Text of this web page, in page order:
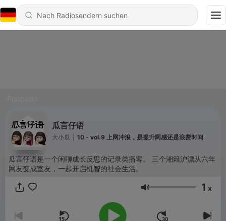
瓜言仔语
大小瓜 10 - vol.9 上网冲浪，是提升网感还是浪费时间
瓜言仔语是一个闲聊成长反思的记录类播客。 三个湘籍沪漂从六年
网友变成室友，一起开启机智的社会生活。
Lautstärke 1 x